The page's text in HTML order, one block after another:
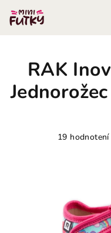
obsah
RAK
Priemerné
hviezdičiek.
19 hodnotení